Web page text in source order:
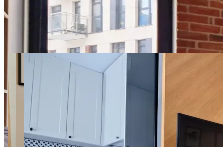
SuperApart Nałęczowska
modern studio with balcony